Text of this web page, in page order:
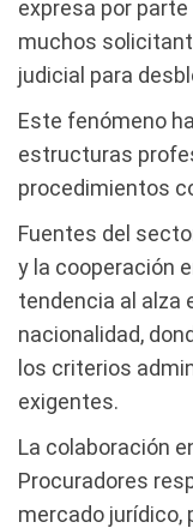
expresa por
muchos
judicial para
Este fenómeno
estructuras
procedimientos
Fuentes del
y la cooperación
tendencia al alza
nacionalidad,
los criterios
exigentes.
La colaboración
Procuradores
mercado jurídico,